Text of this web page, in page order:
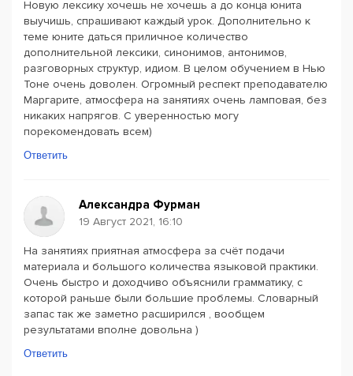
Новую лексику хочешь не хочешь а до конца юнита
выучишь, спрашивают каждый урок. Дополнительно к
теме юните даться приличное количество
дополнительной лексики, синонимов, антонимов,
разговорных структур, идиом. В целом обучением в Нью
Тоне очень доволен. Огромный респект преподавателю
Маргарите, атмосфера на занятиях очень ламповая, без
никаких напрягов. С уверенностью могу
порекомендовать всем)
Ответить
Александра Фурман
19 Август 2021, 16:10
На занятиях приятная атмосфера за счёт подачи
материала и большого количества языковой практики.
Очень быстро и доходчиво объяснили грамматику, с
которой раньше были большие проблемы. Словарный
запас так же заметно расширился , вообщем
результатами вполне довольна )
Ответить